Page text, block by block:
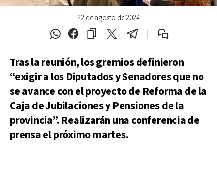
22 de agosto de 2024
Tras la reunión, los gremios definieron
“exigir a los Diputados y Senadores que no
se avance con el proyecto de Reforma de la
Caja de Jubilaciones y Pensiones de la
provincia”. Realizarán una conferencia de
prensa el próximo martes.